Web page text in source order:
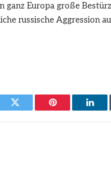
Europa große
russische Aggression
Twitter Pinterest